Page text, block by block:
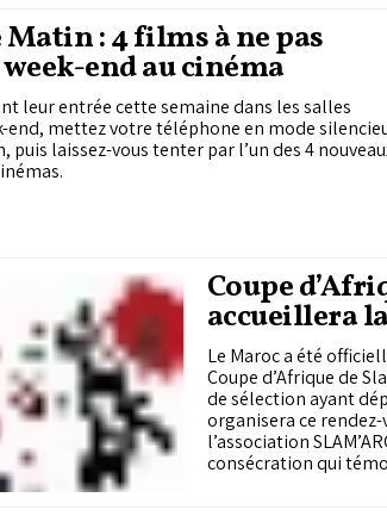
: 4 films à ne pas
end au cinéma
leur entrée cette semaine dans les salles
end, mettez votre téléphone en mode
puis laissez-vous tenter par l’un des 4
Coupe
accueillera
Le Maroc a été
Coupe d’Afrique de
de sélection ayant
organisera ce
l’association
consécration qui